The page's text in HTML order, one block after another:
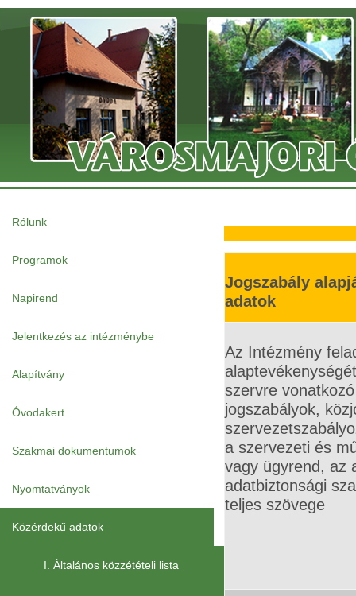
Rólunk
Programok
Napirend
Jelentkezés az intézménybe
Alapítvány
Óvodakert
Szakmai dokumentumok
Nyomtatványok
Közérdekű adatok
I. Általános közzétételi lista
Jogszabály
adatok
Az Intézmény
szervre
jogszabályok,
a szervezeti és
vagy ügyrend, az
adatbiztonsági
teljes szövege